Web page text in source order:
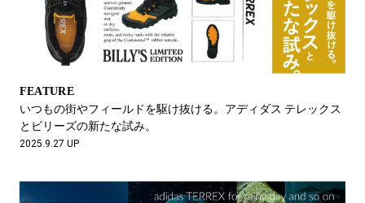
FEATURE
いつもの街やフィールドを駆け抜ける。アディダス テレックス
とビリーズの新たな試み。
2025.9.27 UP